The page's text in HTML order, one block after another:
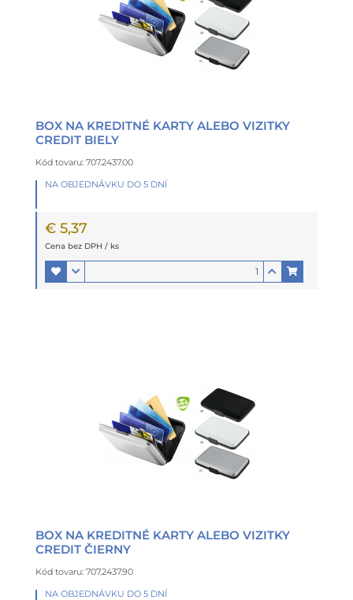
BOX NA KREDITNÉ KARTY ALEBO VIZITKY
CREDIT BIELY
Kód tovaru: 707.2437.00
NA OBJEDNÁVKU DO 5 DNÍ
€ 5,37
Cena bez DPH / ks
BOX NA KREDITNÉ KARTY ALEBO VIZITKY
CREDIT ČIERNY
Kód tovaru: 707.2437.90
NA OBJEDNÁVKU DO 5 DNÍ